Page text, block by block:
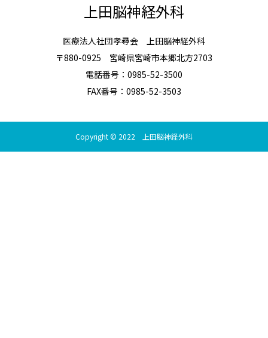
上田脳神経外科
医療法人社団孝尋会 上田脳神経外科
〒880-0925 宮崎県宮崎市本郷北方2703
電話番号：0985-52-3500
FAX番号：0985-52-3503
Copyright © 2022 上田脳神経外科